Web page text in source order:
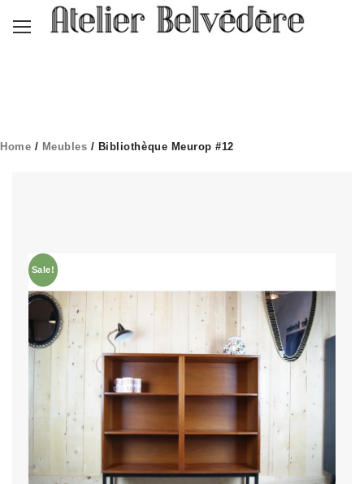
Home / Meubles / Bibliothèque Meurop #12
Sale!